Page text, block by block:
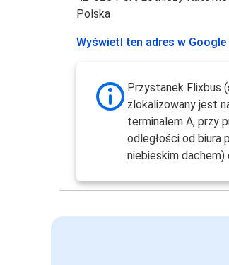
Polska
Wyświetl ten adres w Google
Przystanek Flixbus
zlokalizowany jest
terminalem A, przy
odległości od biura
niebieskim